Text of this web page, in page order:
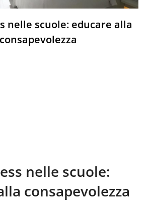
nelle scuole: educare alla
consapevolezza
nelle scuole:
consapevolezza